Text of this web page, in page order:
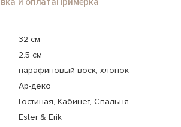
32 см
2.5 см
парафиновый воск, хлопок
Ар-деко
Гостиная, Кабинет, Спальня
Ester & Erik